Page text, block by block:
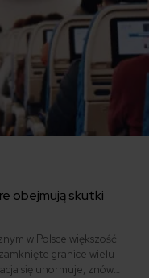
obejmują skutki
w Polsce większość
granice wielu
się unormuje, znów